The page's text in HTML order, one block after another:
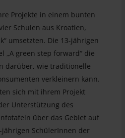
Projekte in einem bunten
Schulen aus Kroatien,
umsetzten. Die 13-jährigen
„A green step forward“ die
darüber, wie traditionelle
verkleinern kann.
sich mit ihrem Projekt
Unterstützung des
über das Gebiet auf
SchülerInnen der